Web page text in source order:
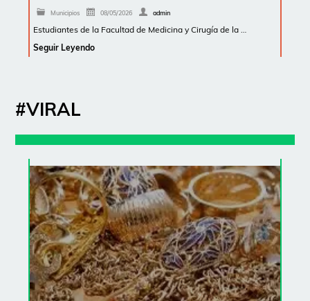
Municipios 08/05/2026 admin
Estudiantes de la Facultad de Medicina y Cirugía de la …
Seguir Leyendo
#VIRAL